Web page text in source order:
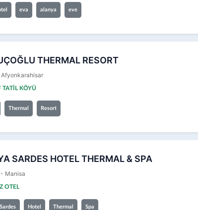
eva alanya eve
THERMAL RESORT
TATİL KÖYÜ
Thermal Resort
SARDES HOTEL THERMAL & SPA
Manisa
OTEL
Sardes Hotel Thermal Spa